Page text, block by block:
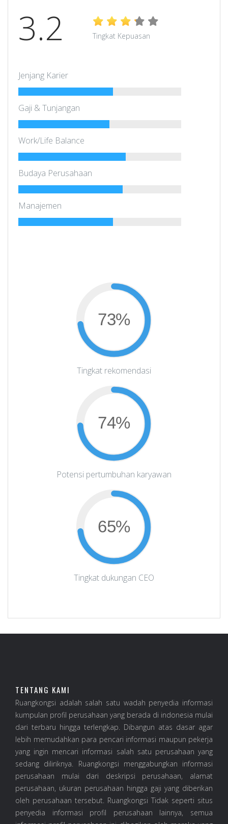
3.2 Tingkat Kepuasan
Jenjang Karier
Gaji & Tunjangan
Work/Life Balance
Budaya Perusahaan
Manajemen
73%
Tingkat rekomendasi
74%
Potensi pertumbuhan karyawan
65%
Tingkat dukungan CEO
TENTANG KAMI
Ruangkongsi adalah salah satu wadah penyedia informasi
kumpulan profil perusahaan yang berada di indonesia mulai
dari terbaru hingga terlengkap. Dibangun atas dasar agar
lebih memudahkan para pencari informasi maupun pekerja
yang ingin mencari informasi salah satu perusahaan yang
sedang diliriknya. Ruangkongsi menggabungkan informasi
perusahaan mulai dari deskripsi perusahaan, alamat
perusahaan, ukuran perusahaan hingga gaji yang diberikan
oleh perusahaan tersebut. Ruangkongsi Tidak seperti situs
penyedia informasi profil perusahaan lainnya, semua